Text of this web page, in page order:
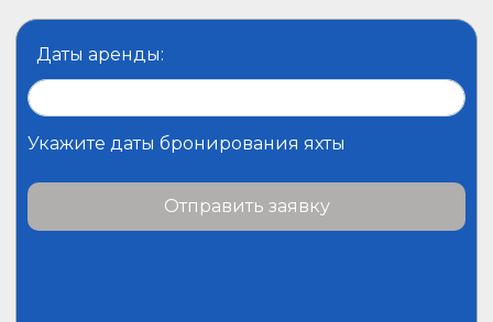
Даты аренды:
Укажите даты бронирования яхты
Отправить заявку